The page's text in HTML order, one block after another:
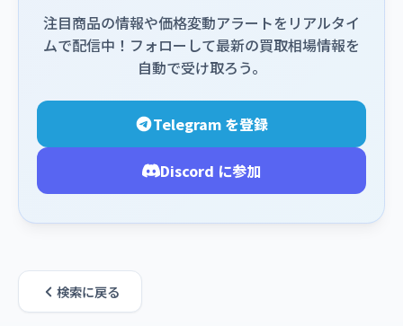
注目商品の情報や価格変動アラートをリアルタイ
ムで配信中！フォローして最新の買取相場情報を
自動で受け取ろう。
Telegram を登録
Discord に参加
検索に戻る